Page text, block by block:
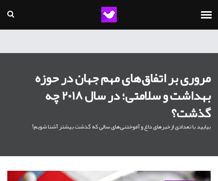
مروری بر اتفاق‌های مهم جهان در حوزه
بهداشت و سلامتی؛ در سال 2018 چه
گذشت؟
بیایید با تعدادی ازخبرهای داغ و آموختنی‌های سالی که گذشت بیشتر آشنا شویم!